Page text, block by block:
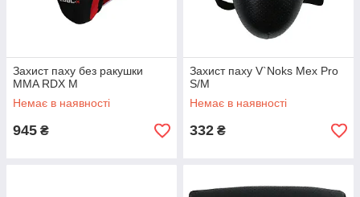
Захист паху без ракушки
MMA RDX M
Немає в наявності
945 ₴
Захист паху V`Noks Mex Pro
S/M
Немає в наявності
332 ₴